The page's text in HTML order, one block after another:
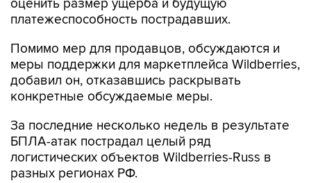
Помимо мер для продавцов, обсуждаются и
добавил он, отказавшись раскрывать
конкретные обсуждаемые меры.
За последние несколько недель в результате
логистических объектов Wildberries-Russ в
разных регионах РФ.
Ранее вице-премьер Александр Новак и